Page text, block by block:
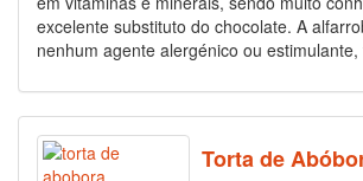
excelente substituto do chocolate. A
nenhum agente alergénico ou
Torta de